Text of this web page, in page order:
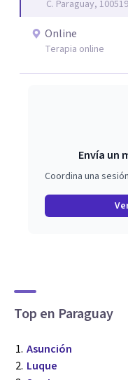
C. Paraguay,
Online
Terapia online
Envía un
Coordina una
Top en Paraguay
Asunción
Luque